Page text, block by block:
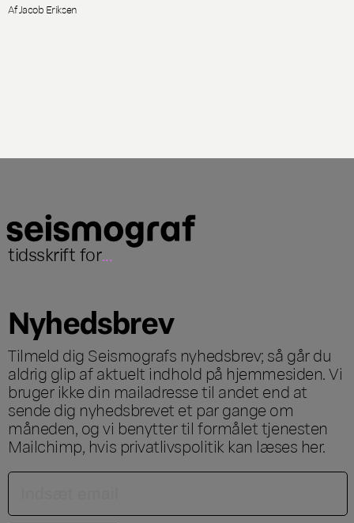
Af Jacob Eriksen
tidsskrift for...
Nyhedsbrev
Tilmeld dig Seismografs nyhedsbrev; så går du
aldrig glip af aktuelt indhold på hjemmesiden. Vi
bruger ikke din mailadresse til andet end at
sende dig nyhedsbrevet et par gange om
måneden, og vi benytter til formålet tjenesten
Mailchimp, hvis privatlivspolitik kan læses her.